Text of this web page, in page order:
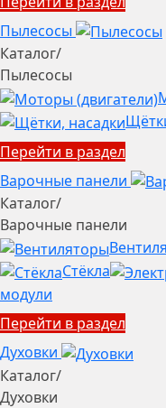
Пылесосы
Каталог/
Пылесосы
Перейти в раздел
Варочные панели
Каталог/
Варочные панели
Стёкла
модули
Перейти в раздел
Духовки
Каталог/
Духовки